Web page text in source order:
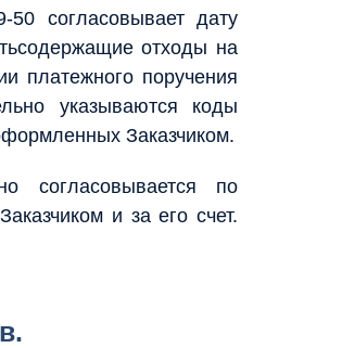
согласовывает дату
отходы на
платежного поручения
указываются коды
Заказчиком.
согласовывается по
и за его счет.